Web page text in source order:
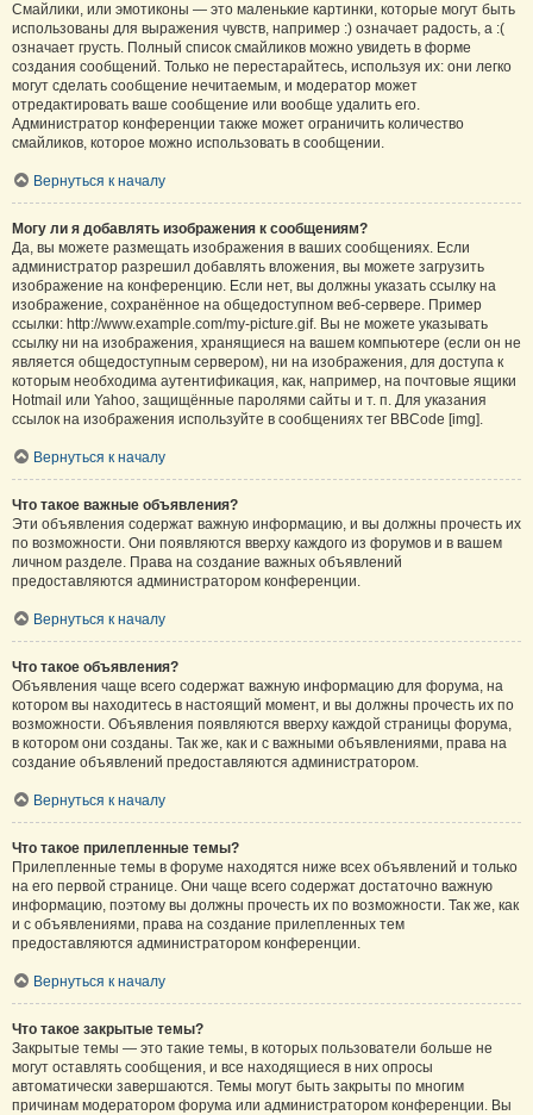
Смайлики, или эмотиконы — это маленькие картинки, которые могут быть
использованы для выражения чувств, например :) означает радость, а :(
означает грусть. Полный список смайликов можно увидеть в форме
создания сообщений. Только не перестарайтесь, используя их: они легко
могут сделать сообщение нечитаемым, и модератор может
отредактировать ваше сообщение или вообще удалить его.
Администратор конференции также может ограничить количество
смайликов, которое можно использовать в сообщении.
Вернуться к началу
Могу ли я добавлять изображения к сообщениям?
Да, вы можете размещать изображения в ваших сообщениях. Если
администратор разрешил добавлять вложения, вы можете загрузить
изображение на конференцию. Если нет, вы должны указать ссылку на
изображение, сохранённое на общедоступном веб-сервере. Пример
ссылки: http://www.example.com/my-picture.gif. Вы не можете указывать
ссылку ни на изображения, хранящиеся на вашем компьютере (если он не
является общедоступным сервером), ни на изображения, для доступа к
которым необходима аутентификация, как, например, на почтовые ящики
Hotmail или Yahoo, защищённые паролями сайты и т. п. Для указания
ссылок на изображения используйте в сообщениях тег BBCode [img].
Вернуться к началу
Что такое важные объявления?
Эти объявления содержат важную информацию, и вы должны прочесть их
по возможности. Они появляются вверху каждого из форумов и в вашем
личном разделе. Права на создание важных объявлений
предоставляются администратором конференции.
Вернуться к началу
Что такое объявления?
Объявления чаще всего содержат важную информацию для форума, на
котором вы находитесь в настоящий момент, и вы должны прочесть их по
возможности. Объявления появляются вверху каждой страницы форума,
в котором они созданы. Так же, как и с важными объявлениями, права на
создание объявлений предоставляются администратором.
Вернуться к началу
Что такое прилепленные темы?
Прилепленные темы в форуме находятся ниже всех объявлений и только
на его первой странице. Они чаще всего содержат достаточно важную
информацию, поэтому вы должны прочесть их по возможности. Так же, как
и с объявлениями, права на создание прилепленных тем
предоставляются администратором конференции.
Вернуться к началу
Что такое закрытые темы?
Закрытые темы — это такие темы, в которых пользователи больше не
могут оставлять сообщения, и все находящиеся в них опросы
автоматически завершаются. Темы могут быть закрыты по многим
причинам модератором форума или администратором конференции. Вы